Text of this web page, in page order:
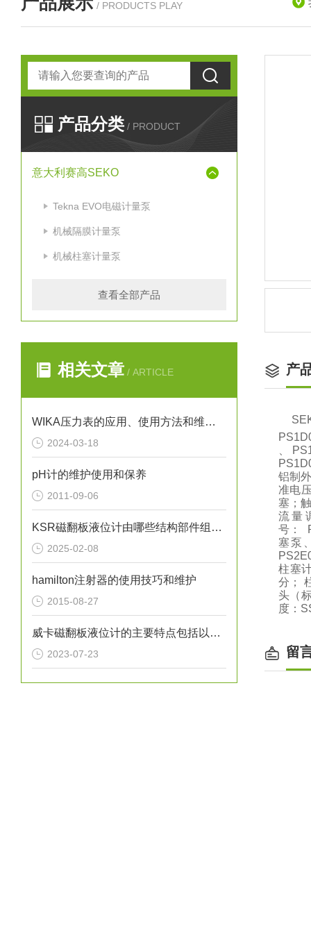
/ PRODUCTS PLAY
产品分类 / PRODUCT
意大利赛高SEKO
Tekna EVO电磁计量泵
机械隔膜计量泵
机械柱塞计量泵
查看全部产品
相关文章 / ARTICLE
WIKA压力表的应用、使用方法和维护要点解析
2024-03-18
pH计的维护使用和保养
2011-09-06
KSR磁翻板液位计由哪些结构部件组成呢？
2025-02-08
hamilton注射器的使用技巧和维护
2015-08-27
威卡磁翻板液位计的主要特点包括以下几个方面
2023-07-23
产
、
铝制
准电
塞；
流量
号：
塞泵
柱塞
分；
头（
度：
留